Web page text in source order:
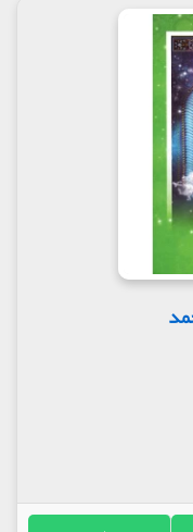
در جامعه
ثقلین»
افتاده
احساس وظیفه‌ای
وجود خود را وقف
اسلام کرد.
آشنایی پیدا
علی(ع) را بر
متصل نمود،
ابوذر،
کرد. او از آن‌ها
بعد از رحلت آن
را جویا
سلیم همه
وی در طول شصت
کرد.
قرار بگیرد.